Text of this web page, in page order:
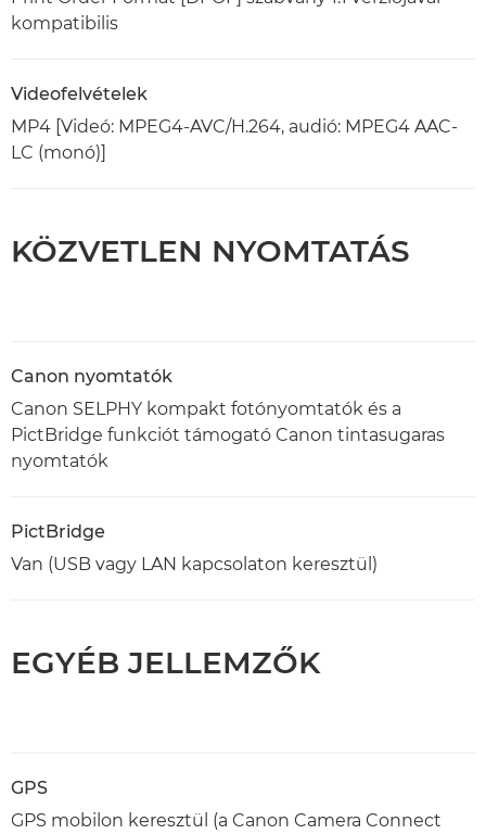
kompatibilis
Videofelvételek
MP4 [Videó: MPEG4-AVC/H.264, audió: MPEG4 AAC-
LC (monó)]
KÖZVETLEN NYOMTATÁS
Canon nyomtatók
Canon SELPHY kompakt fotónyomtatók és a
PictBridge funkciót támogató Canon tintasugaras
nyomtatók
PictBridge
Van (USB vagy LAN kapcsolaton keresztül)
EGYÉB JELLEMZŐK
GPS
GPS mobilon keresztül (a Canon Camera Connect